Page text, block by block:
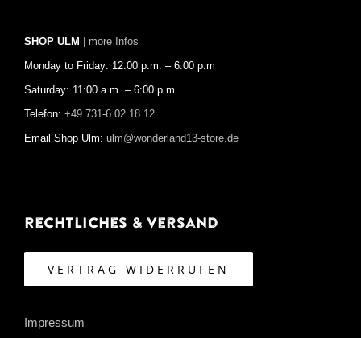
SHOP ULM | more Infos
Monday to Friday: 12:00 p.m. – 6:00 p.m
Saturday: 11:00 a.m. – 6:00 p.m.
Telefon: +49 731-6 02 18 12
Email Shop Ulm: ulm@wonderland13-store.de
Rechtliches & Versand
VERTRAG WIDERRUFEN
Impressum